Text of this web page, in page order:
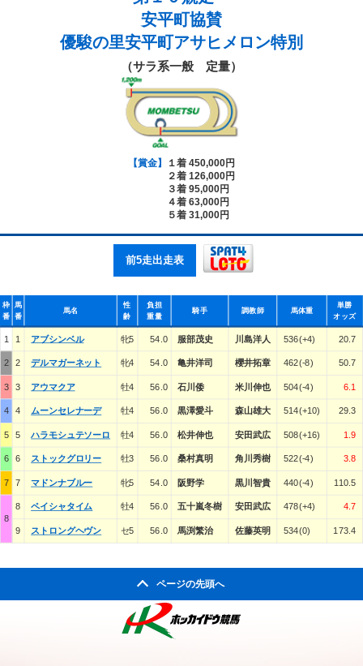
安平町協賛
優駿の里安平町アサヒメロン特別
（サラ系一般 定量）
【賞金】
１着 450,000円
２着 126,000円
３着 95,000円
４着 63,000円
５着 31,000円
前5走出走表
枠
番
馬
番
馬名
性
齢
負担
重量
騎手 調教師 馬体重
単勝
オッズ
1 1 アブシンベル 牝5 54.0 服部茂史 川島洋人 536(+4) 20.7
2 2 デルマガーネット 牝4 54.0 亀井洋司 櫻井拓章 462(-8) 50.7
3 3 アウマクア 牡4 56.0 石川倭 米川伸也 504(-4) 6.1
4 4 ムーンセレナーデ 牡4 56.0 黒澤愛斗 森山雄大 514(+10) 29.3
5 5 ハラモシュテソーロ 牡4 56.0 松井伸也 安田武広 508(+16) 1.9
6 6 ストックグロリー 牡3 56.0 桑村真明 角川秀樹 522(-4) 3.8
7 7 マドンナブルー 牝5 54.0 阪野学 黒川智貴 440(-4) 110.5
8
8 ペイシャタイム 牡4 56.0 五十嵐冬樹 安田武広 478(+4) 4.7
9 ストロングヘヴン セ5 56.0 馬渕繁治 佐藤英明 534(0) 173.4
ページの先頭へ